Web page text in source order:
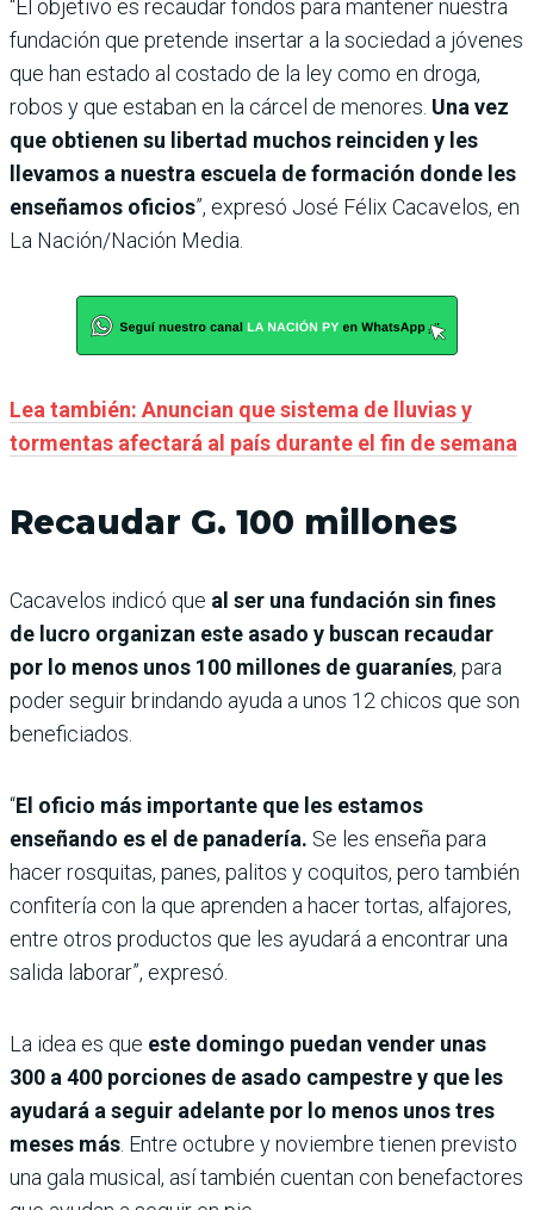
“El objetivo es recaudar fondos para mantener nuestra
fundación que pretende insertar a la sociedad a jóvenes
que han estado al costado de la ley como en droga,
robos y que estaban en la cárcel de menores. Una vez
que obtienen su libertad muchos reinciden y les
llevamos a nuestra escuela de formación donde les
enseñamos oficios”, expresó José Félix Cacavelos, en
La Nación/Nación Media.
Lea también: Anuncian que sistema de lluvias y
tormentas afectará al país durante el fin de semana
Recaudar G. 100 millones
Cacavelos indicó que al ser una fundación sin fines
de lucro organizan este asado y buscan recaudar
por lo menos unos 100 millones de guaraníes, para
poder seguir brindando ayuda a unos 12 chicos que son
beneficiados.
“El oficio más importante que les estamos
enseñando es el de panadería. Se les enseña para
hacer rosquitas, panes, palitos y coquitos, pero también
confitería con la que aprenden a hacer tortas, alfajores,
entre otros productos que les ayudará a encontrar una
salida laborar”, expresó.
La idea es que este domingo puedan vender unas
300 a 400 porciones de asado campestre y que les
ayudará a seguir adelante por lo menos unos tres
meses más . Entre octubre y noviembre tienen previsto
una gala musical, así también cuentan con benefactores